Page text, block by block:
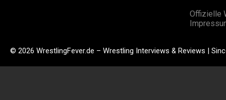
Offizielle
© 2026 WrestlingFever.de – Wrestling Interviews & Reviews |